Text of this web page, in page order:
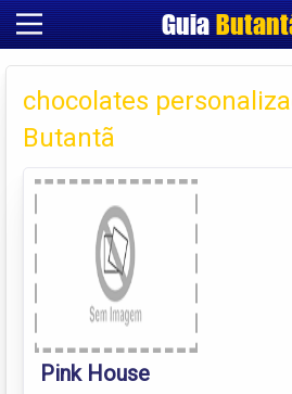
Guia
Criar
chocolates
Butantã
Pink House